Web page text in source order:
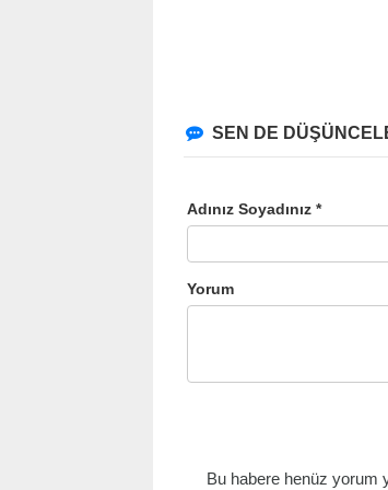
SEN DE
Adınız Soyadınız *
Yorum
Bu habere henüz yorum